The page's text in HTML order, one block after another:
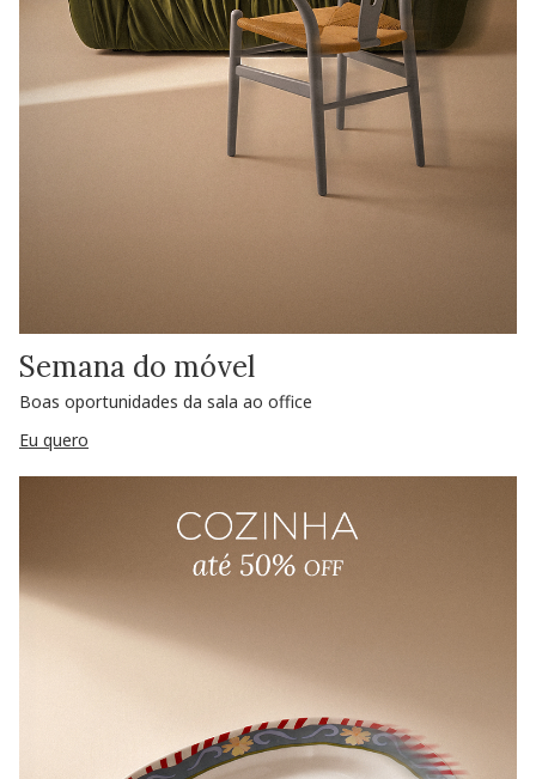
Semana do móvel
Boas oportunidades da sala ao office
Eu quero